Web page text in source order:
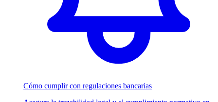
Cómo cumplir con regulaciones bancarias